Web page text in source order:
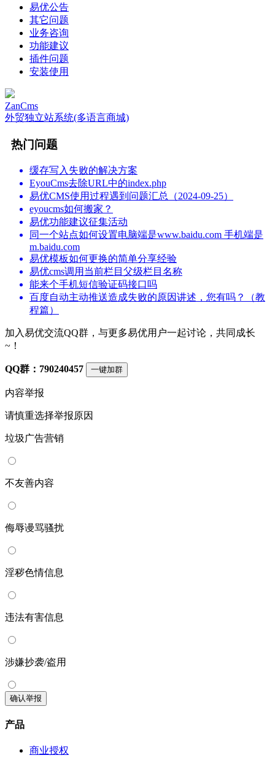
易优公告
其它问题
业务咨询
功能建议
插件问题
安装使用
ZanCms
外贸独立站系统(多语言商城)
热门问题
缓存写入失败的解决方案
EyouCms去除URL中的index.php
易优CMS使用过程遇到问题汇总（2024-09-25）
eyoucms如何搬家？
易优功能建议征集活动
同一个站点如何设置电脑端是www.baidu.com 手机端是
m.baidu.com
易优模板如何更换的简单分享经验
易优cms调用当前栏目父级栏目名称
能来个手机短信验证码接口吗
百度自动主动推送造成失败的原因讲述，您有吗？（教
程篇）
加入易优交流QQ群，与更多易优用户一起讨论，共同成长
~！
QQ群：790240457 一键加群
内容举报
请慎重选择举报原因
垃圾广告营销
不友善内容
侮辱谩骂骚扰
淫秽色情信息
违法有害信息
涉嫌抄袭/盗用
确认举报
产品
商业授权